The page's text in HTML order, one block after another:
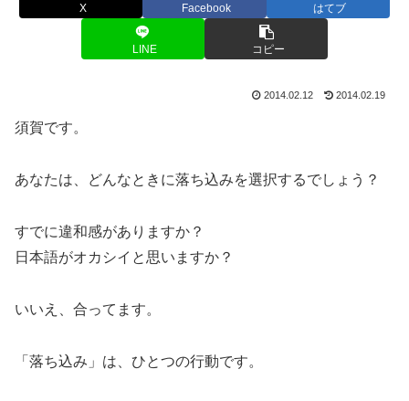
X Facebook はてブ
LINE コピー
2014.02.12 2014.02.19
須賀です。
あなたは、どんなときに落ち込みを選択するでしょう？
すでに違和感がありますか？
日本語がオカシイと思いますか？
いいえ、合ってます。
「落ち込み」は、ひとつの行動です。